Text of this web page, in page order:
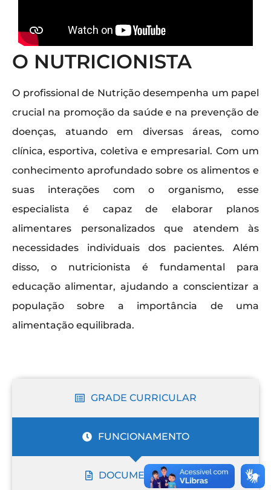
O NUTRICIONISTA
O profissional de Nutrição desempenha um papel
crucial na promoção da saúde e na prevenção de
doenças, atuando em diversas áreas, como
clínica, esportiva, coletiva e empresarial. Com um
conhecimento aprofundado sobre os alimentos e
suas interações com o organismo, esse
especialista é capaz de elaborar planos
alimentares personalizados que atendem às
necessidades individuais dos pacientes. Além
disso, o nutricionista é fundamental para
educação alimentar, ajudando a conscientizar a
população sobre a importância de uma
alimentação equilibrada.
GRADE CURRICULAR
FUNCIONAMENTO
DOCUMENTAÇÃO